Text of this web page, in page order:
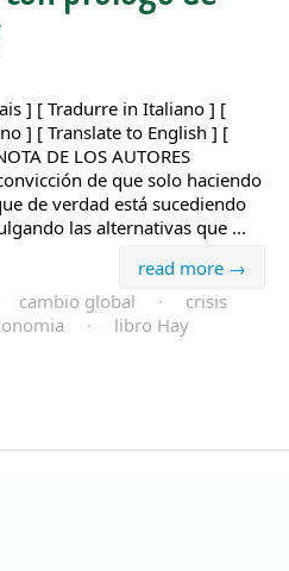
] [ Tradurre in Italiano ] [
] [ Translate to English ] [
DE LOS AUTORES
de que solo haciendo
de verdad está sucediendo
las alternativas que ...
read more →
cambio global ·
crisis
·
libro Hay